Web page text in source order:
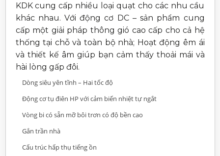
KDK cung cấp nhiều loại quạt cho các nhu cầu
khác nhau. Với động cơ DC – sản phẩm cung
cấp một giải pháp thông gió cao cấp cho cả hệ
thống tại chỗ và toàn bộ nhà; Hoạt động êm ái
và thiết kế âm giúp bạn cảm thấy thoải mái và
hài lòng gấp đôi.
Dòng siêu yên tĩnh – Hai tốc độ
Động cơ tụ điên HP với cảm biến nhiệt tự ngắt
Vòng bi có sẵn mỡ bôi trơn có độ bền cao
Gắn trần nhà
Cấu trúc hấp thụ tiếng ồn